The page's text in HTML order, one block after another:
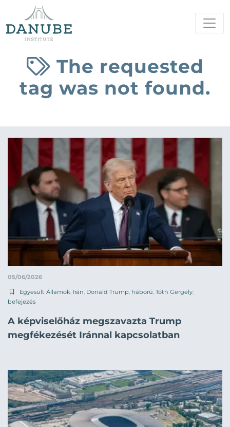
The requested
tag was not found.
05/06/2026
Egyesült Államok Irán Donald Trump háború Tóth Gergely
befejezés
A képviselőház megszavazta Trump
megfékezését Iránnal kapcsolatban